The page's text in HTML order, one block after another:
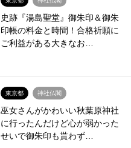
史跡『湯島聖堂』御朱印＆御朱
印帳の料金と時間！合格祈願に
ご利益がある大きなお…
東京都 神社仏閣
巫女さんがかわいい秋葉原神社
に行ったんだけど心が弱かった
せいで御朱印も貰わず…